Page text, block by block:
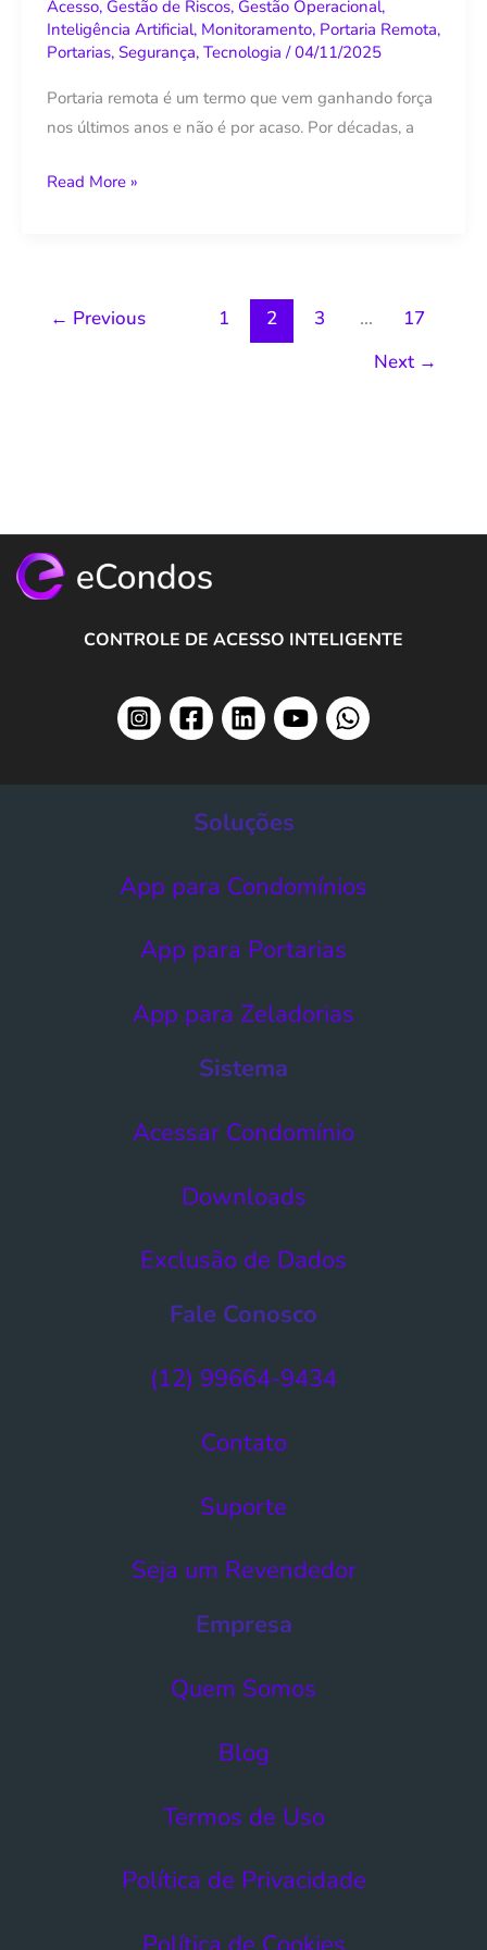
Acesso, Gestão de Riscos, Gestão Operacional,
Inteligência Artificial, Monitoramento, Portaria Remota,
Portarias, Segurança, Tecnologia /04/11/2025
Portaria remota é um termo que vem ganhando força
nos últimos anos e não é por acaso. Por décadas, a
segurança
Read More »
← Previous 1 2 3 …
17
Next →
CONTROLE DE ACESSO INTELIGENTE
Soluções
App para Condomínios
App para Portarias
App para Zeladorias
Sistema
Acessar Condomínio​
Downloads
Exclusão de Dados​
Fale Conosco
(12) 99664-9434
Contato
Suporte
Seja um Revendedor
Empresa
Quem Somos
Blog
Termos de Uso​
Política de Privacidade